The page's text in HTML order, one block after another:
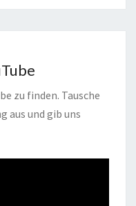
zu finden. Tausche
aus und gib uns